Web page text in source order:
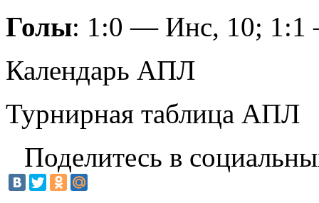
Голы: 1:0 — Инс, 10; 1:1
Календарь АПЛ
Турнирная таблица АПЛ
Поделитесь в